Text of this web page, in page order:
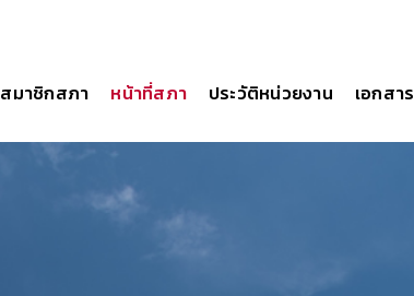
สมาชิกสภา หน้าที่สภา ประวัติหน่วยงาน เอกสาร